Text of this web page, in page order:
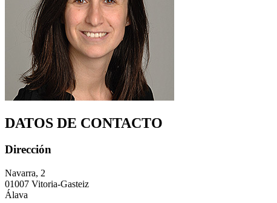
DATOS DE CONTACTO
Dirección
Navarra, 2
01007 Vitoria-Gasteiz
Álava